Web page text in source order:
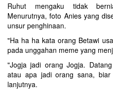
Ruhut mengaku tidak
Menurutnya, foto Anies yang
unsur penghinaan.
"Ha ha ha kata orang Betawi
pada unggahan meme yang
"Jogja jadi orang Jogja.
atau apa jadi orang sana,
lanjutnya.